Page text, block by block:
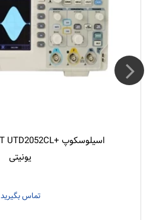
یونیتی
تماس بگیرید